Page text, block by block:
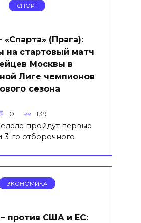
СПОРТ
«Спарта» (Прага):
на стартовый матч
Москвы в
Лиге чемпионов
сезона
0 139
пройдут первые
3-го отборочного
ЭКОНОМИКА
– против США и ЕС: